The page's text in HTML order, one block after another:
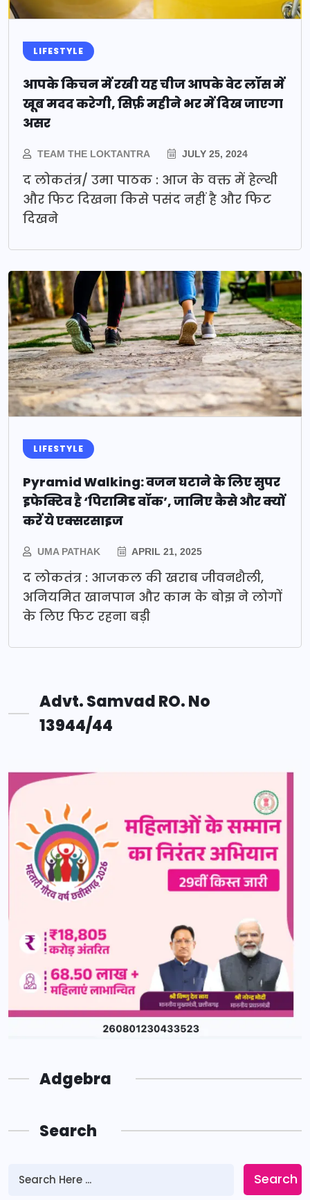
LIFESTYLE
आपके किचन में रखी यह चीज आपके वेट लॉस में
खूब मदद करेगी, सिर्फ़ महीने भर में दिख जाएगा
असर
TEAM THE LOKTANTRA JULY 25, 2024
द लोकतंत्र/ उमा पाठक : आज के वक्त में हेल्थी
और फिट दिखना किसे पसंद नहीं है और फिट
दिखने
LIFESTYLE
Pyramid Walking: वजन घटाने के लिए सुपर
इफेक्टिव है ‘पिरामिड वॉक’, जानिए कैसे और क्यों
करें ये एक्सरसाइज
UMA PATHAK APRIL 21, 2025
द लोकतंत्र : आजकल की खराब जीवनशैली,
अनियमित खानपान और काम के बोझ ने लोगों
के लिए फिट रहना बड़ी
Advt. Samvad RO. No
13944/44
Adgebra
Search
Search